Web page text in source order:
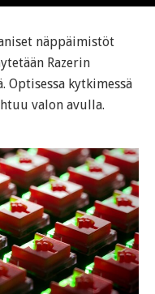
näppäimistöt
Razerin
kytkimessä
valon avulla.